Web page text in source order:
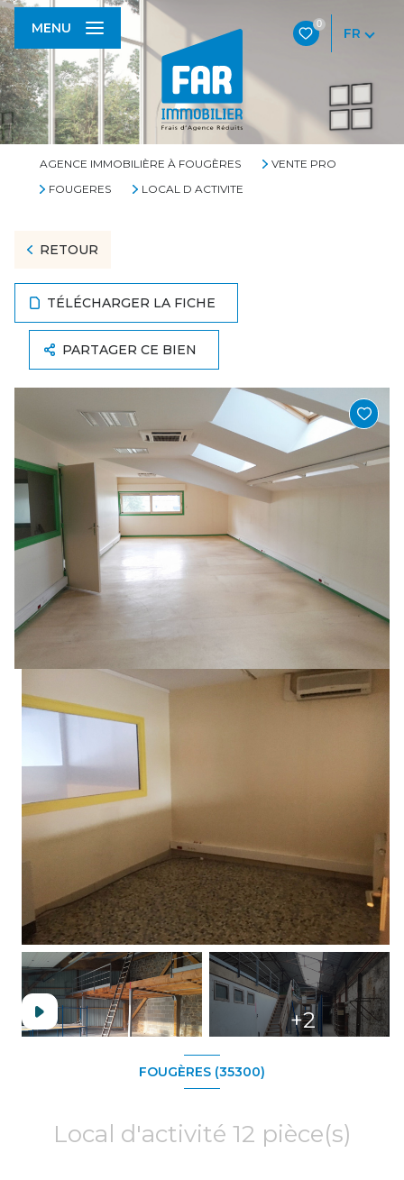
0
FR
MENU
AGENCE IMMOBILIÈRE À FOUGÈRES
VENTE PRO
FOUGERES
LOCAL D ACTIVITE
RETOUR
TÉLÉCHARGER LA FICHE
PARTAGER CE BIEN
+2
FOUGÈRES (35300)
Local d'activité 12 pièce(s)